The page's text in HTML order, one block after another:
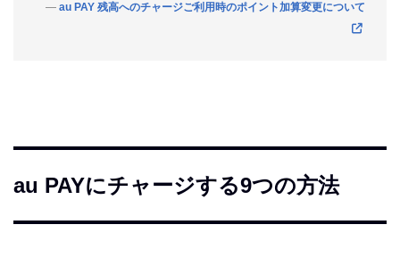
au PAY 残高へのチャージご利用時のポイント加算変更について
au PAYにチャージする9つの方法